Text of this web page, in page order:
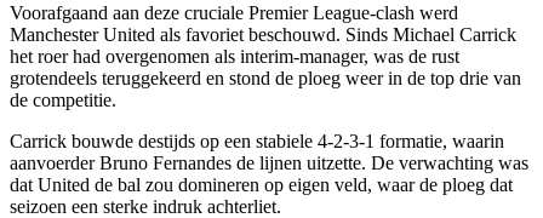
Voorafgaand aan deze cruciale Premier League-clash werd
Manchester United als favoriet beschouwd. Sinds Michael Carrick
het roer had overgenomen als interim-manager, was de rust
grotendeels teruggekeerd en stond de ploeg weer in de top drie van
de competitie.
Carrick bouwde destijds op een stabiele 4-2-3-1 formatie, waarin
aanvoerder Bruno Fernandes de lijnen uitzette. De verwachting was
dat United de bal zou domineren op eigen veld, waar de ploeg dat
seizoen een sterke indruk achterliet.